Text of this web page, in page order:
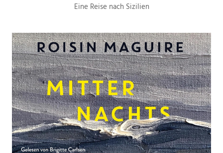
Eine Reise nach Sizilien